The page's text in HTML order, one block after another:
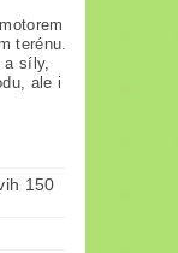
terénu.
a síly,
ale i
150